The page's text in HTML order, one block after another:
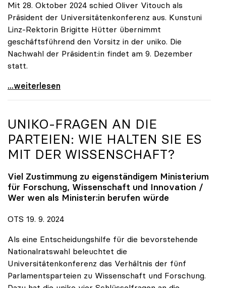
Mit 28. Oktober 2024 schied Oliver Vitouch als
Präsident der Universitätenkonferenz aus. Kunstuni
Linz-Rektorin Brigitte Hütter übernimmt
geschäftsführend den Vorsitz in der uniko. Die
Nachwahl der Präsident:in findet am 9. Dezember
statt.
Vitouch-Nachfolge: Kunstuni Linz-Rektorin Brigitte
...weiterlesen
UNIKO-FRAGEN AN DIE
PARTEIEN: WIE HALTEN SIE ES
MIT DER WISSENSCHAFT?
Viel Zustimmung zu eigenständigem Ministerium
für Forschung, Wissenschaft und Innovation /
Wer wen als Minister:in berufen würde
OTS 19. 9. 2024
Als eine Entscheidungshilfe für die bevorstehende
Nationalratswahl beleuchtet die
Universitätenkonferenz das Verhältnis der fünf
Parlamentsparteien zu Wissenschaft und Forschung.